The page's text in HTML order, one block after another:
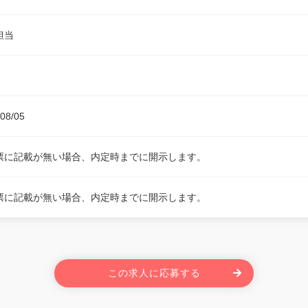
当
05
に記載が無い場合、内定時までに開示します。
に記載が無い場合、内定時までに開示します。
この求人に応募する